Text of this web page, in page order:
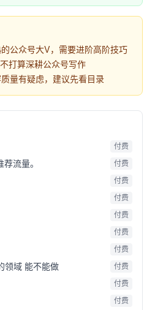
公众号大V，需要进阶高阶技巧
打算深耕公众号写作
量有疑虑，建议先看目录
付费
流量。 付费
付费
付费
付费
付费
付费
领域 能不能做 付费
付费
付费